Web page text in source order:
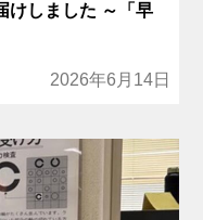
けしました ～「早
2026年6月14日